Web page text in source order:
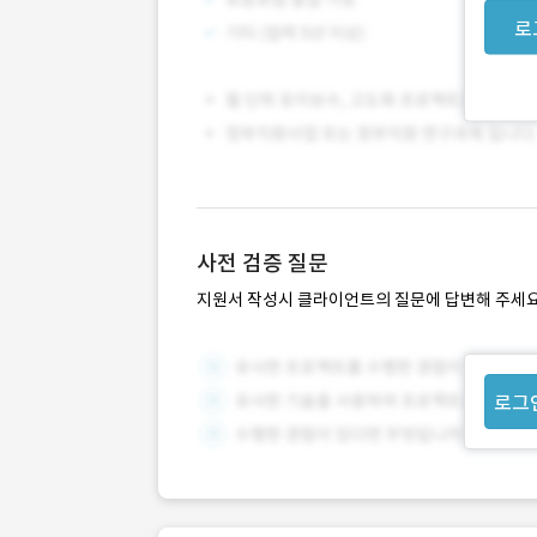
사전 검증 질문
지원서 작성시 클라이언트의 질문에 답변해 주세
로그